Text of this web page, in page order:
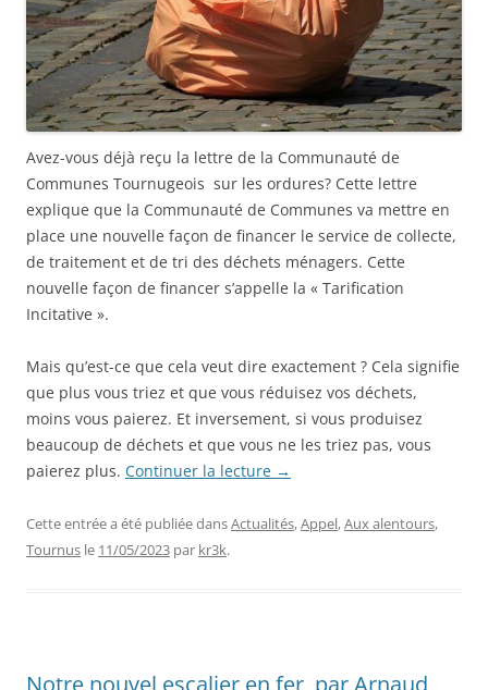
Avez-vous déjà reçu la lettre de la Communauté de
Communes Tournugeois sur les ordures? Cette lettre
explique que la Communauté de Communes va mettre en
place une nouvelle façon de financer le service de collecte,
de traitement et de tri des déchets ménagers. Cette
nouvelle façon de financer s’appelle la « Tarification
Incitative ».
Mais qu’est-ce que cela veut dire exactement ? Cela signifie
que plus vous triez et que vous réduisez vos déchets,
moins vous paierez. Et inversement, si vous produisez
beaucoup de déchets et que vous ne les triez pas, vous
paierez plus. Continuer la lecture →
Cette entrée a été publiée dansActualités,Appel,Aux alentours,
Tournus le 11/05/2023 par kr3k.
Notre nouvel escalier en fer, par Arnaud